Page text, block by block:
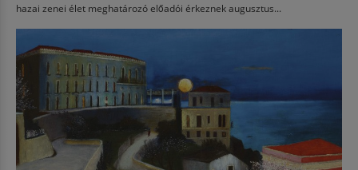
hazai zenei élet meghatározó előadói érkeznek augusztus...